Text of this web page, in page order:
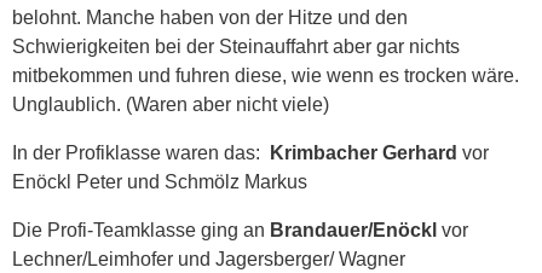
belohnt. Manche haben von der Hitze und den
Schwierigkeiten bei der Steinauffahrt aber gar nichts
mitbekommen und fuhren diese, wie wenn es trocken wäre.
Unglaublich. (Waren aber nicht viele)
In der Profiklasse waren das: Krimbacher Gerhard vor
Enöckl Peter und Schmölz Markus
Die Profi-Teamklasse ging an Brandauer/Enöckl vor
Lechner/Leimhofer und Jagersberger/ Wagner